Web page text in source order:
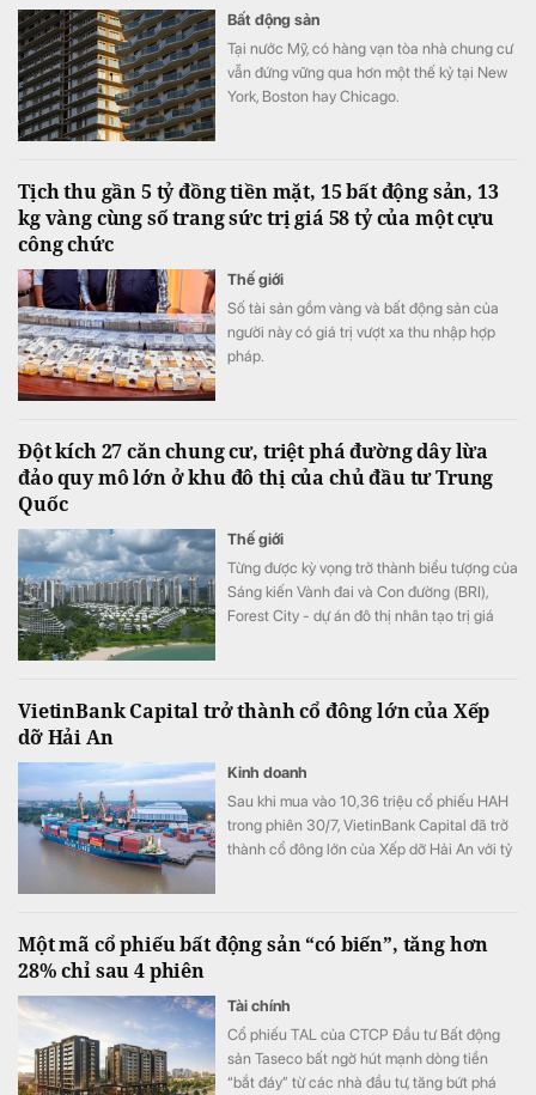
Bất động sản
Tại nước Mỹ, có hàng vạn tòa nhà chung cư
vẫn đứng vững qua hơn một thế kỷ tại New
York, Boston hay Chicago.
Tịch thu gần 5 tỷ đồng tiền mặt, 15 bất động sản, 13
kg vàng cùng số trang sức trị giá 58 tỷ của một cựu
công chức
Thế giới
Số tài sản gồm vàng và bất động sản của
người này có giá trị vượt xa thu nhập hợp
pháp.
Đột kích 27 căn chung cư, triệt phá đường dây lừa
đảo quy mô lớn ở khu đô thị của chủ đầu tư Trung
Quốc
Thế giới
Từng được kỳ vọng trở thành biểu tượng của
Sáng kiến Vành đai và Con đường (BRI),
Forest City - dự án đô thị nhân tạo trị giá
VietinBank Capital trở thành cổ đông lớn của Xếp
dỡ Hải An
Kinh doanh
Sau khi mua vào 10,36 triệu cổ phiếu HAH
trong phiên 30/7, VietinBank Capital đã trở
thành cổ đông lớn của Xếp dỡ Hải An với tỷ
Một mã cổ phiếu bất động sản “có biến”, tăng hơn
28% chỉ sau 4 phiên
Tài chính
Cổ phiếu TAL của CTCP Đầu tư Bất động
sản Taseco bất ngờ hút mạnh dòng tiền
“bắt đáy” từ các nhà đầu tư, tăng bứt phá